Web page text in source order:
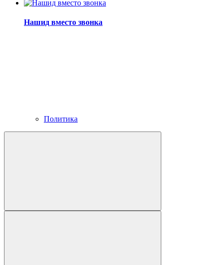
Нашид вместо звонка
Политика